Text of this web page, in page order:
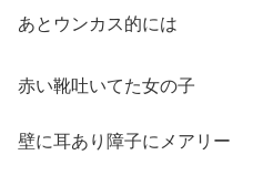
あとウンカス的には
赤い靴吐いてた女の子
壁に耳あり障子にメアリー